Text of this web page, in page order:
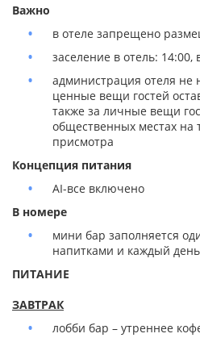
Важно
в отеле запрещено
заселение в отель:
администрация отеля не
ценные вещи гостей
также за личные вещи
общественных местах на
присмотра
Концепция питания
AI-все включено
В номере
мини бар заполняется
напитками и каждый
ПИТАНИЕ
ЗАВТРАК
лобби бар – утреннее